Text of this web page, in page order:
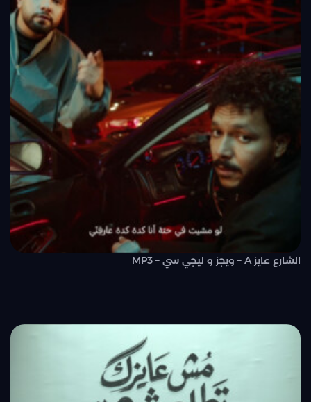
الشارع عايز A – ويجز و ليجي سي – MP3